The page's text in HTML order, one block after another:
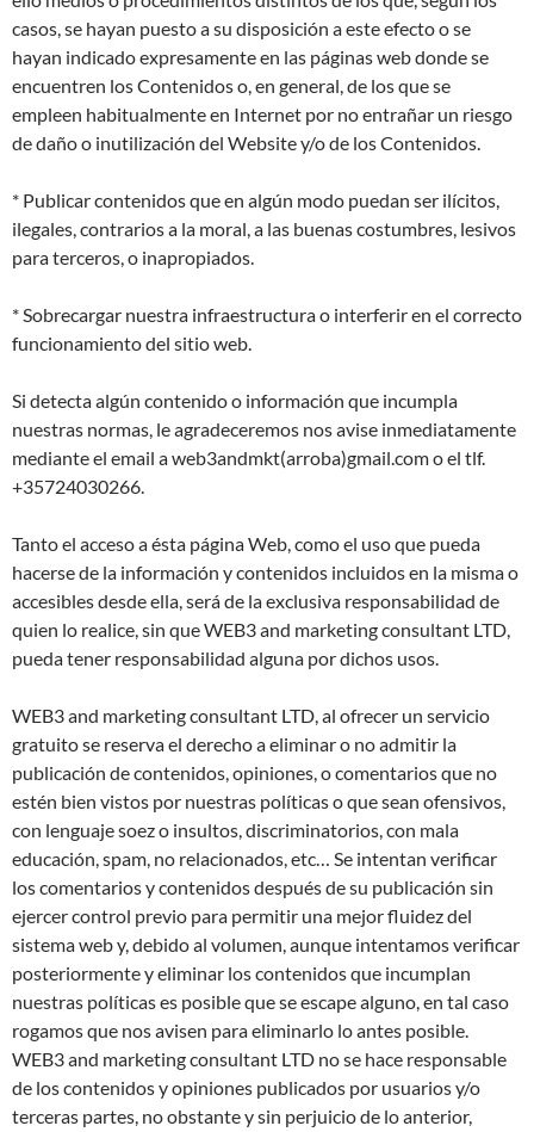
casos, se hayan puesto a su disposición a este efecto o se
hayan indicado expresamente en las páginas web donde se
encuentren los Contenidos o, en general, de los que se
empleen habitualmente en Internet por no entrañar un riesgo
de daño o inutilización del Website y/o de los Contenidos.
* Publicar contenidos que en algún modo puedan ser ilícitos,
ilegales, contrarios a la moral, a las buenas costumbres, lesivos
para terceros, o inapropiados.
* Sobrecargar nuestra infraestructura o interferir en el correcto
funcionamiento del sitio web.
Si detecta algún contenido o información que incumpla
nuestras normas, le agradeceremos nos avise inmediatamente
mediante el email a web3andmkt(arroba)gmail.com o el tlf.
+35724030266.
Tanto el acceso a ésta página Web, como el uso que pueda
hacerse de la información y contenidos incluidos en la misma o
accesibles desde ella, será de la exclusiva responsabilidad de
quien lo realice, sin que WEB3 and marketing consultant LTD,
pueda tener responsabilidad alguna por dichos usos.
WEB3 and marketing consultant LTD, al ofrecer un servicio
gratuito se reserva el derecho a eliminar o no admitir la
publicación de contenidos, opiniones, o comentarios que no
estén bien vistos por nuestras políticas o que sean ofensivos,
con lenguaje soez o insultos, discriminatorios, con mala
educación, spam, no relacionados, etc… Se intentan verificar
los comentarios y contenidos después de su publicación sin
ejercer control previo para permitir una mejor fluidez del
sistema web y, debido al volumen, aunque intentamos verificar
posteriormente y eliminar los contenidos que incumplan
nuestras políticas es posible que se escape alguno, en tal caso
rogamos que nos avisen para eliminarlo lo antes posible.
WEB3 and marketing consultant LTD no se hace responsable
de los contenidos y opiniones publicados por usuarios y/o
terceras partes, no obstante y sin perjuicio de lo anterior,